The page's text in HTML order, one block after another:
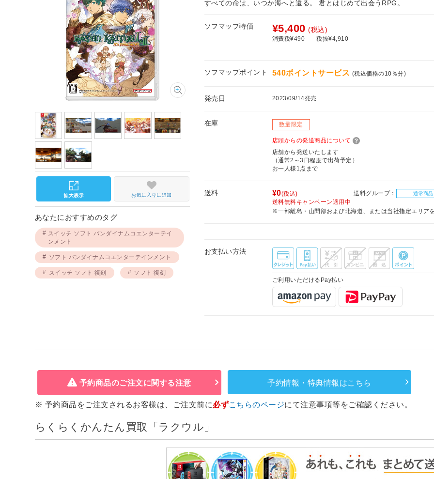
すべての命は、いつか海へと還る。 君とはじめて出会うRPG。
ソフマップ特価 ¥5,400 (税込)
消費税¥490 税抜¥4,910
ソフマップポイント 540ポイントサービス (税込価格の10％分)
発売日 2023/09/14発売
在庫 数量限定
店頭からの発送商品について
店舗から発送いたします
（通常2～3日程度で出荷予定）
お一人様1点まで
送料 ¥0(税込) 送料グループ： 通常商品
送料無料キャンペーン適用中
※一部離島・山間部および北海道、または当社指定エリア
お支払い方法
ご利用いただけるPay払い
お気に入りに追加
あなたにおすすめのタグ
スイッチ ソフト バンダイナムコエンターテイ
ンメント
ソフト バンダイナムコエンターテインメント
スイッチ ソフト 復刻 ソフト 復刻
予約商品のご注文に関する注意 予約情報・特典情報はこちら
※ 予約商品をご注文されるお客様は、ご注文前に必ずこちらのページにて注意事項等をご確認ください。
らくらくかんたん買取「ラクウル」